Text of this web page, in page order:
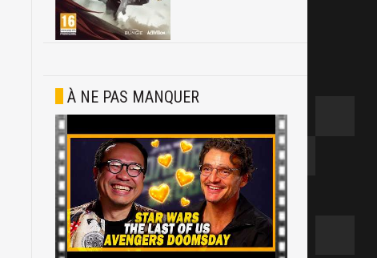
À NE PAS MANQUER